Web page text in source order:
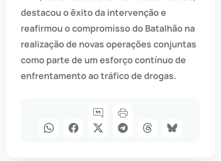
destacou o êxito da intervenção e
reafirmou o compromisso do Batalhão na
realização de novas operações conjuntas
como parte de um esforço contínuo de
enfrentamento ao tráfico de drogas.